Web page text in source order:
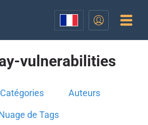
vulnerabilities
Catégories Auteurs
de Tags